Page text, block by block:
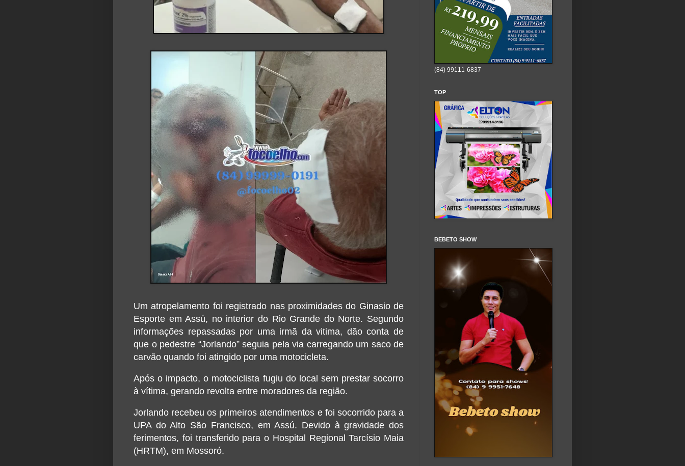
Um atropelamento foi registrado nas proximidades do Ginasio de
Esporte em Assú, no interior do Rio Grande do Norte. Segundo
informações repassadas por uma irmã da vitima, dão conta de
que o pedestre “Jorlando” seguia pela via carregando um saco de
carvão quando foi atingido por uma motocicleta.
Após o impacto, o motociclista fugiu do local sem prestar socorro
à vítima, gerando revolta entre moradores da região.
Jorlando recebeu os primeiros atendimentos e foi socorrido para a
UPA do Alto São Francisco, em Assú. Devido à gravidade dos
ferimentos, foi transferido para o Hospital Regional Tarcísio Maia
(HRTM), em Mossoró.
(84) 99111-6837
TOP
BEBETO SHOW